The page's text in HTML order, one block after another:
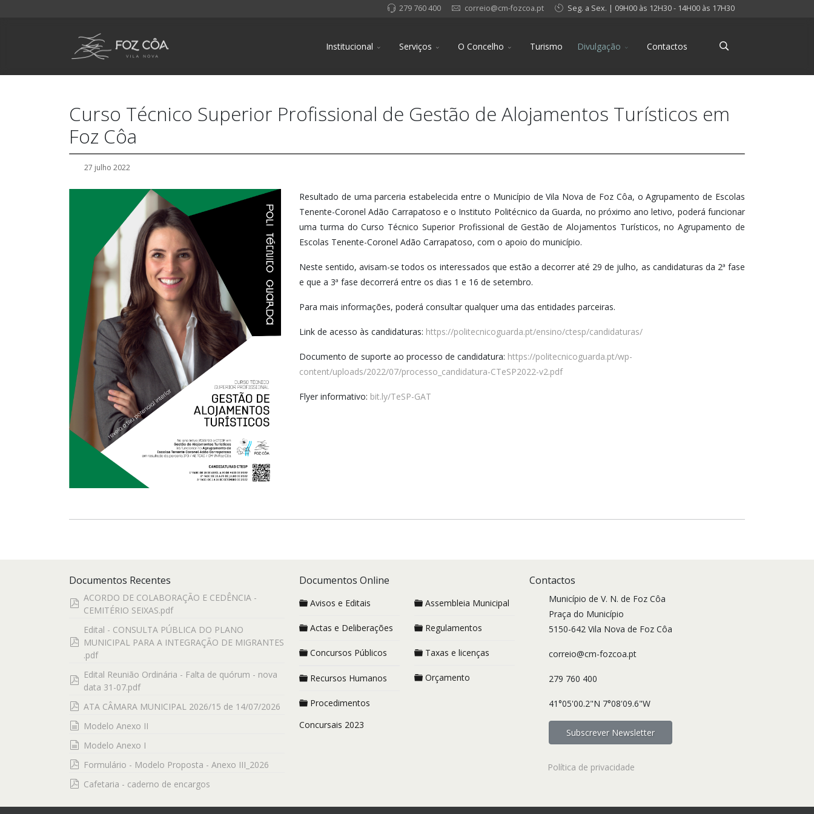
279 760 400 correio@cm-fozcoa.pt Seg. a Sex. | 09H00 às 12H30 - 14H00 às 17H30
Institucional Serviços O Concelho Turismo Divulgação Contactos
Curso Técnico Superior Profissional de Gestão de Alojamentos Turísticos em
Foz Côa
27 julho 2022
Resultado de uma parceria estabelecida entre o Município de Vila Nova de Foz Côa, o Agrupamento de Escolas
Tenente-Coronel Adão Carrapatoso e o Instituto Politécnico da Guarda, no próximo ano letivo, poderá funcionar
uma turma do Curso Técnico Superior Profissional de Gestão de Alojamentos Turísticos, no Agrupamento de
Escolas Tenente-Coronel Adão Carrapatoso, com o apoio do município.
Neste sentido, avisam-se todos os interessados que estão a decorrer até 29 de julho, as candidaturas da 2ª fase
e que a 3ª fase decorrerá entre os dias 1 e 16 de setembro.
Para mais informações, poderá consultar qualquer uma das entidades parceiras.
Link de acesso às candidaturas: https://politecnicoguarda.pt/ensino/ctesp/candidaturas/
Documento de suporte ao processo de candidatura: https://politecnicoguarda.pt/wp-
content/uploads/2022/07/processo_candidatura-CTeSP2022-v2.pdf
Flyer informativo: bit.ly/TeSP-GAT
Documentos Recentes
pdf
ACORDO DE COLABORAÇÃO E CEDÊNCIA -
CEMITÉRIO SEIXAS.pdf
pdf
Edital - CONSULTA PÚBLICA DO PLANO
MUNICIPAL PARA A INTEGRAÇÃO DE MIGRANTES
.pdf
pdf
Edital Reunião Ordinária - Falta de quórum - nova
data 31-07.pdf
pdf
ATA CÂMARA MUNICIPAL 2026/15 de 14/07/2026
documento
Modelo Anexo II
documento
Modelo Anexo I
pdf
Formulário - Modelo Proposta - Anexo III_2026
pdf
Cafetaria - caderno de encargos
Documentos Online
Avisos e Editais
Actas e Deliberações
Concursos Públicos
Recursos Humanos
Procedimentos
Concursais 2023
Assembleia Municipal
Regulamentos
Taxas e licenças
Orçamento
Contactos
Município de V. N. de Foz Côa
Praça do Município
5150-642 Vila Nova de Foz Côa
correio@cm-fozcoa.pt
279 760 400
41°05'00.2"N 7°08'09.6"W
Subscrever Newsletter
Política de privacidade